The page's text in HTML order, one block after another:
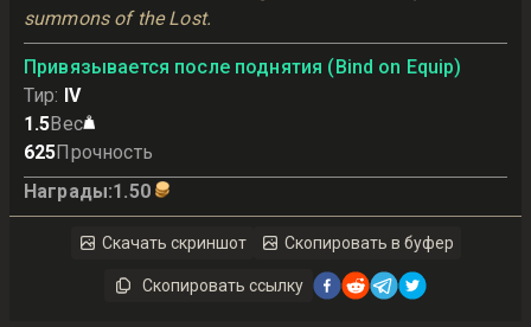
summons of the Lost.
Привязывается после поднятия (Bind on Equip)
Тир: IV
1.5Вес
625Прочность
Награды:1.50
Скачать скриншот Скопировать в буфер
Скопировать ссылку